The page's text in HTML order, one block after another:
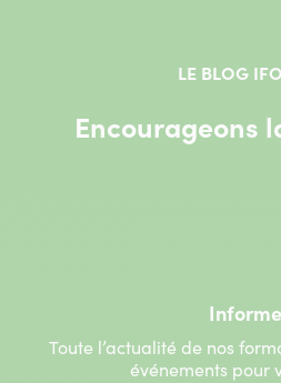
LE BLOG
Encourageons
Toute l’actualité de nos
événements pour